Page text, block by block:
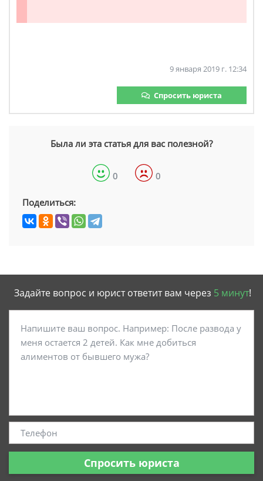
9 января 2019 г. 12:34
Спросить юриста
Была ли эта статья для вас полезной?
0 0
Поделиться:
Задайте вопрос и юрист ответит вам через 5 минут!
Спросить юриста